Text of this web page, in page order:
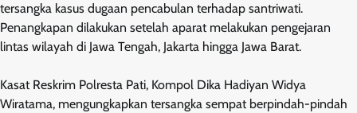
tersangka kasus dugaan pencabulan terhadap santriwati.
Penangkapan dilakukan setelah aparat melakukan pengejaran
lintas wilayah di Jawa Tengah, Jakarta hingga Jawa Barat.
Kasat Reskrim Polresta Pati, Kompol Dika Hadiyan Widya
Wiratama, mengungkapkan tersangka sempat berpindah-pindah